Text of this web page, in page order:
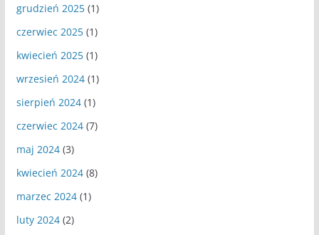
grudzień 2025(1)
czerwiec 2025(1)
kwiecień 2025(1)
wrzesień 2024(1)
sierpień 2024(1)
czerwiec 2024(7)
maj 2024(3)
kwiecień 2024(8)
marzec 2024(1)
luty 2024(2)